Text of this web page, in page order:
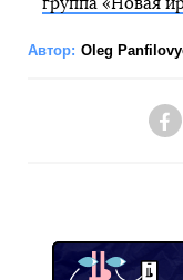
группа «Новая
Автор: Oleg